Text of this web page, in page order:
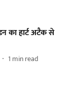
का हार्ट अटैक से
1 min read